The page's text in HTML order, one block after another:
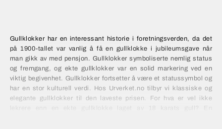
Gullklokker har en interessant historie i foretningsverden, da det
på 1900-tallet var vanlig å få en gullklokke i jubileumsgave når
man gikk av med pensjon. Gullklokker symboliserte nemlig status
og fremgang, og ekte gullklokker var en solid markering ved en
viktig begivenhet. Gullklokker fortsetter å være et statussymbol og
har en stor kulturell verdi. Hos Urverket.no tilbyr vi klassiske og
elegante gullklokker til den laveste prisen. For hva er vel ikke
lekrere enn en ekte gullklokke laget av 18 karats gull? En